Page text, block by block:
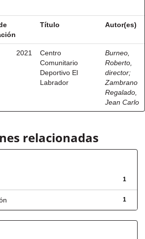
Título Autor(es)
2021
Centro
Comunitario
Deportivo El
Labrador
Burneo,
Roberto,
director;
Zambrano
Regalado,
Jean Carlo
relacionadas
1
1